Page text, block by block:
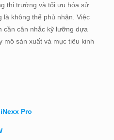
thị trường và tối ưu hóa sử
là không thể phủ nhận. Việc
cần cân nhắc kỹ lưỡng dựa
mô sản xuất và mục tiêu kinh
Pro